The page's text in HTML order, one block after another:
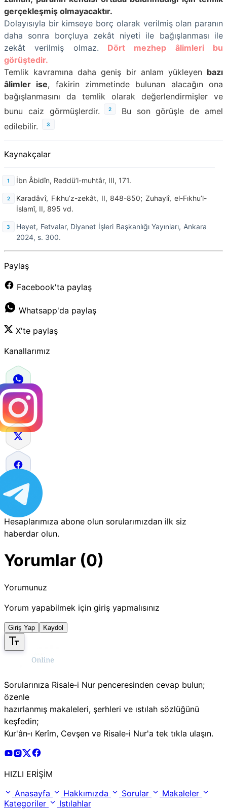
gerçekleşmiş olmayacaktır.
Dolayısıyla bir kimseye borç olarak verilmiş olan paranın
daha sonra borçluya zekât niyeti ile bağışlanması ile
zekât verilmiş olmaz.
Dört mezhep âlimleri bu
görüştedir.
Temlik kavramına daha geniş bir anlam yükleyen bazı
âlimler ise, fakirin zimmetinde bulunan alacağın ona
bağışlanmasını da temlik olarak değerlendirmişler ve
bunu caiz görmüşlerdir.
2
Bu son görüşle de amel
edilebilir.
3
Kaynakçalar
İbn Âbidîn, Reddü’l-muhtâr, III, 171.
Karadâvî, Fıkhu’z-zekât, II, 848-850; Zuhaylî, el-Fıkhu’l-
İslamî, II, 895 vd.
Heyet, Fetvalar, Diyanet İşleri Başkanlığı Yayınları, Ankara
2024, s. 300.
Paylaş
Facebook'ta paylaş
Whatsapp'da paylaş
X'te paylaş
Kanallarımız
Hesaplarımıza abone olun sorularımızdan ilk siz
haberdar olun.
Yorumlar (0)
Yorumunuz
Yorum yapabilmek için giriş yapmalısınız
Giriş Yap Kaydol
Sorularınıza Risale‑i Nur penceresinden cevap bulun;
özenle
hazırlanmış makaleleri, şerhleri ve ıstılah sözlüğünü
keşfedin;
Kur'ân‑ı Kerîm, Cevşen ve Risale‑i Nur'a tek tıkla ulaşın.
Risale Online Youtube Hesabı
Risale Online Instagram Hesabı
Risale Online X Hesabı
HIZLI ERİŞİM
Anasayfa
Hakkımızda Sorular
Makaleler
Kategoriler
Istılahlar